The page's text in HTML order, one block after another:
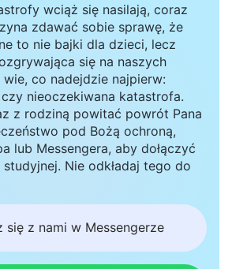
wciąż się nasilają, coraz
zdawać sobie sprawę, że
to nie bajki dla dzieci, lecz
się na naszych
co nadejdzie najpierw:
nieoczekiwana katastrofa.
z rodziną powitać powrót Pana
pod Bożą ochroną,
lub Messengera, aby dołączyć
Nie odkładaj tego do
się z nami w Messengerze